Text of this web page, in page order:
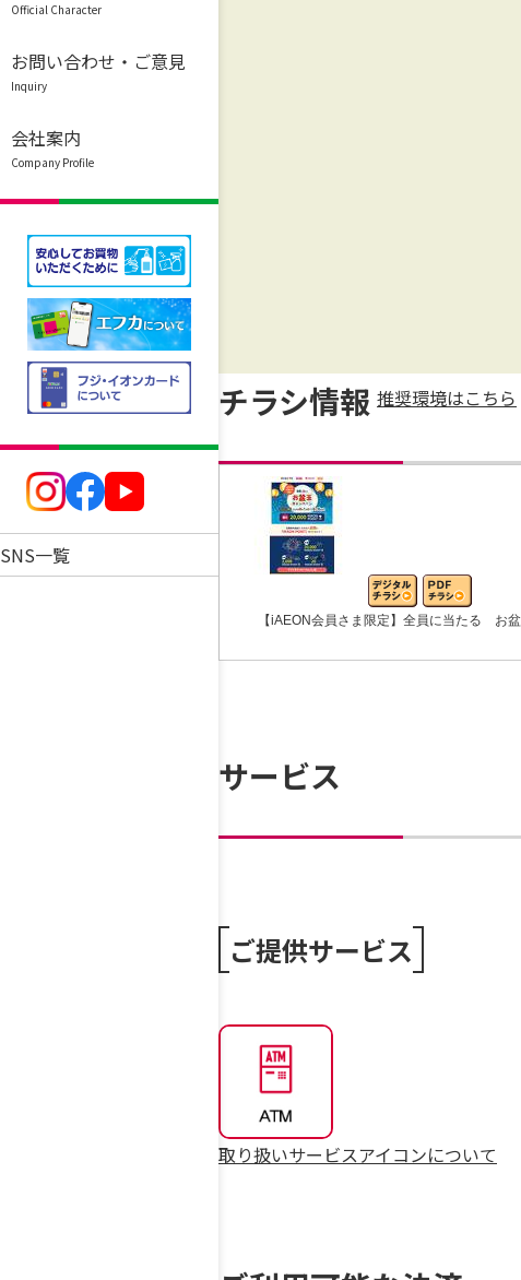
Official Character
お問い合わせ・ご意見
Inquiry
会社案内
Company Profile
SNS一覧
チラシ情報 推奨環境はこちら
【iAEON会員さま限定】全員に当たる お
サービス
ご提供サービス
取り扱いサービスアイコンについて